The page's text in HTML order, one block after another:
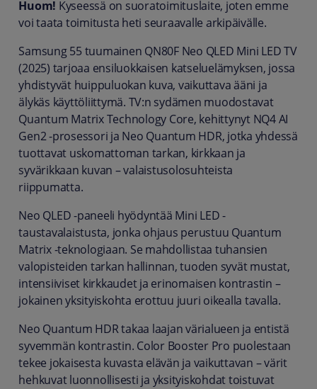
Huom! Kyseessä on suoratoimituslaite, joten emme
voi taata toimitusta heti seuraavalle arkipäivälle.
Samsung 55 tuumainen QN80F Neo QLED Mini LED TV
(2025) tarjoaa ensiluokkaisen katseluelämyksen, jossa
yhdistyvät huippuluokan kuva, vaikuttava ääni ja
älykäs käyttöliittymä. TV:n sydämen muodostavat
Quantum Matrix Technology Core, kehittynyt NQ4 AI
Gen2 -prosessori ja Neo Quantum HDR, jotka yhdessä
tuottavat uskomattoman tarkan, kirkkaan ja
syvärikkaan kuvan – valaistusolosuhteista
riippumatta.
Neo QLED -paneeli hyödyntää Mini LED -
taustavalaistusta, jonka ohjaus perustuu Quantum
Matrix -teknologiaan. Se mahdollistaa tuhansien
valopisteiden tarkan hallinnan, tuoden syvät mustat,
intensiiviset kirkkaudet ja erinomaisen kontrastin –
jokainen yksityiskohta erottuu juuri oikealla tavalla.
Neo Quantum HDR takaa laajan värialueen ja entistä
syvemmän kontrastin. Color Booster Pro puolestaan
tekee jokaisesta kuvasta elävän ja vaikuttavan – värit
hehkuvat luonnollisesti ja yksityiskohdat toistuvat